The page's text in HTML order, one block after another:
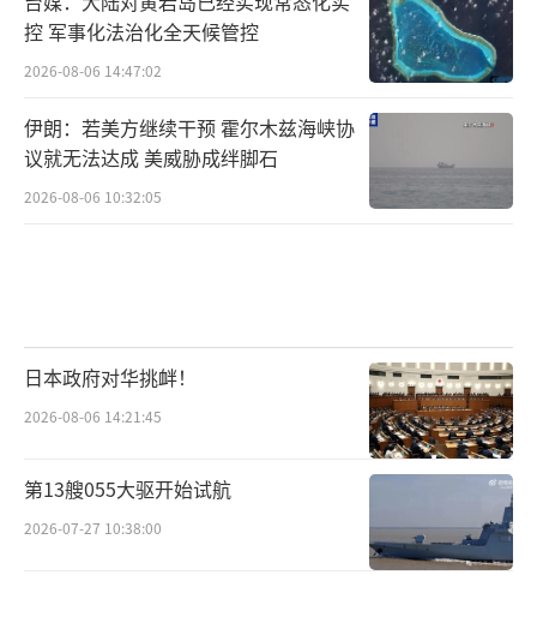
控 军事化法治化全天候管控
2026-08-06 14:47:02
伊朗：若美方继续干预 霍尔木兹海峡协
议就无法达成 美威胁成绊脚石
2026-08-06 10:32:05
日本政府对华挑衅！
2026-08-06 14:21:45
第13艘055大驱开始试航
2026-07-27 10:38:00